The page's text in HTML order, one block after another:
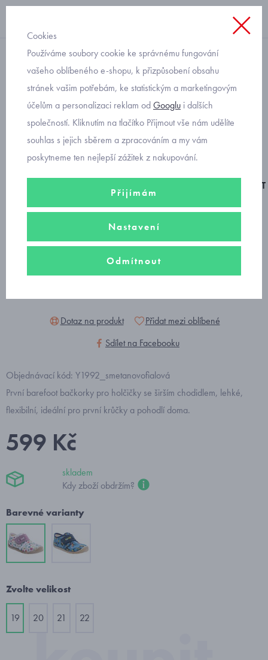
domácí obuv
barefoot bačkorky Fare
Bare 5011482
BAREFOOT
Dotaz na produkt
Přidat mezi oblíbené
Sdílet na Facebooku
Objednávací kód: Y1992_smetanovofialová
První barefoot bačkorky pro holčičky se širším chodidlem, lehké,
flexibilní, ideální pro první krůčky a pohodlí doma.
599 Kč
skladem
Kdy zboží obdržím?
Barevné varianty
Zvolte velikost
19 20 21 22
Cookies
Používáme soubory cookie ke správnému fungování
vašeho oblíbeného e-shopu, k přizpůsobení obsahu
stránek vašim potřebám, ke statistickým a marketingovým
účelům a personalizaci reklam odGooglu i dalších
společností. Kliknutím na tlačítko Přijmout vše nám udělíte
souhlas s jejich sběrem a zpracováním a my vám
poskytneme ten nejlepší zážitek z nakupování.
Přijímám
Nastavení
Odmítnout